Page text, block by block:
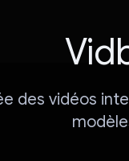
des vidéos